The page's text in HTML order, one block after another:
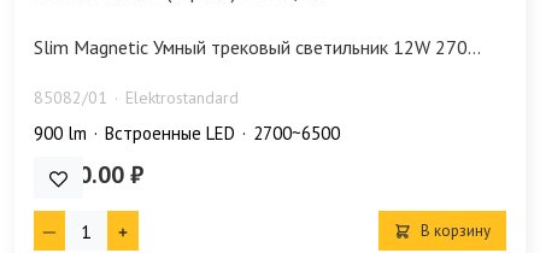
Slim Magnetic Умный трековый светильник 12W 270...
85082/01 Elektrostandard
900 lm Встроенные LED 2700~6500
7 640.00 ₽
В корзину